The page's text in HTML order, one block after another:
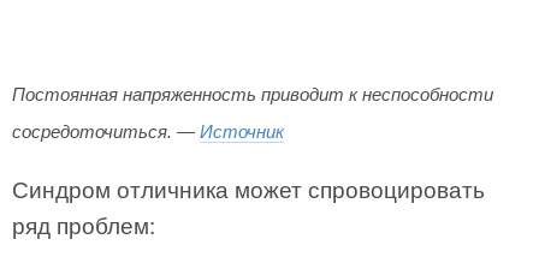
Постоянная напряженность приводит к неспособности
сосредоточиться. — Источник
Синдром отличника может спровоцировать
ряд проблем: